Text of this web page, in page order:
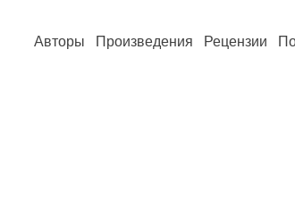
Авторы Произведения Рецензии